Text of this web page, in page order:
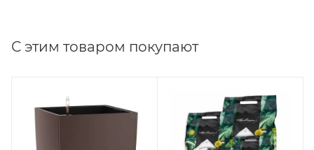
С этим товаром покупают